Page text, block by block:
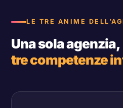
LE TRE ANIME
Una sola agenzia,
tre competenze